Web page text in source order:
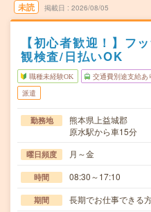
未読 掲載日 2026/08/05
【初心者歓迎！】フ
観検査/日払いOK
職種未経験OK 交通費別途支給あ
派遣
勤務地
熊本県上益城郡
原水駅から車15分
曜日頻度 月～金
時間 08:30～17:10
期間 長期でお仕事できる